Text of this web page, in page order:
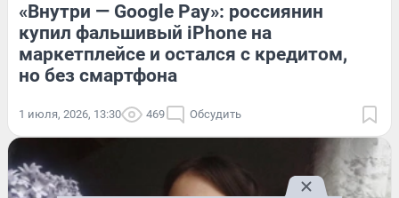
«Внутри — Google Pay»: россиянин
купил фальшивый iPhone на
маркетплейсе и остался с кредитом,
но без смартфона
1 июля, 2026, 13:30 469 Обсудить